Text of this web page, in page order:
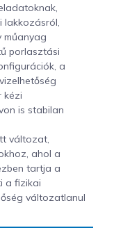
műanyag
porlasztási
a
kézi
is stabilan
változat,
ahol a
tartja a
a fizikai
változatlanul